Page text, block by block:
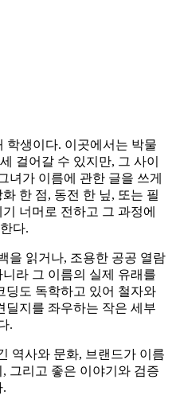
학생이다. 이곳에서는 박물
걸어갈 수 있지만, 그 사이
녀가 이름에 관한 글을 쓰게
한 점, 동전 한 닢, 또는 필
너머로 전하고 그 과정에
다.
을 읽거나, 조용한 공공 열람
라 그 이름의 실제 유래를
딩도 독학하고 있어 철자와
딜지를 좌우하는 작은 세부
.
역사와 문화, 브랜드가 이름
그리고 좋은 이야기와 검증
.